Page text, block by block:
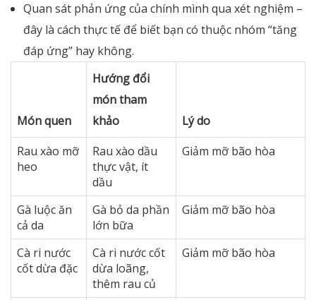
Quan sát phản ứng của chính mình qua xét nghiệm –
đây là cách thực tế để biết bạn có thuộc nhóm “tăng
đáp ứng” hay không.
Món quen
Hướng đổi
món tham
khảo
Lý do
Rau xào mỡ
heo
Rau xào dầu
thực vật, ít
dầu
Giảm mỡ bão hòa
Gà luộc ăn
cả da
Gà bỏ da phần
lớn bữa
Giảm mỡ bão hòa
Cà ri nước
cốt dừa đặc
Cà ri nước cốt
dừa loãng,
thêm rau củ
Giảm mỡ bão hòa